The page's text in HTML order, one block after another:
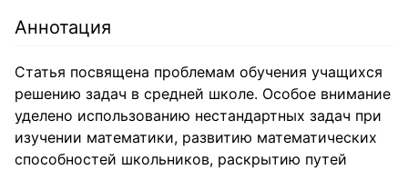
Аннотация
Статья посвящена проблемам обучения учащихся
решению задач в средней школе. Особое внимание
уделено использованию нестандартных задач при
изучении математики, развитию математических
способностей школьников, раскрытию путей